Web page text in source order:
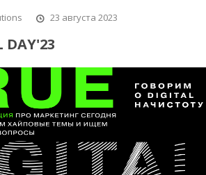
23 августа 2023
DAY'23